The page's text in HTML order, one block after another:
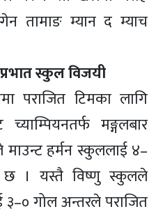
तामाङ म्यान द म्याच
स्कुल विजयी
पराजित टिमका लागि
मङ्गलबार
हर्मन स्कुललाई ४–
छ । यस्तै विष्णु स्कुलले
गोल अन्तरले पराजित